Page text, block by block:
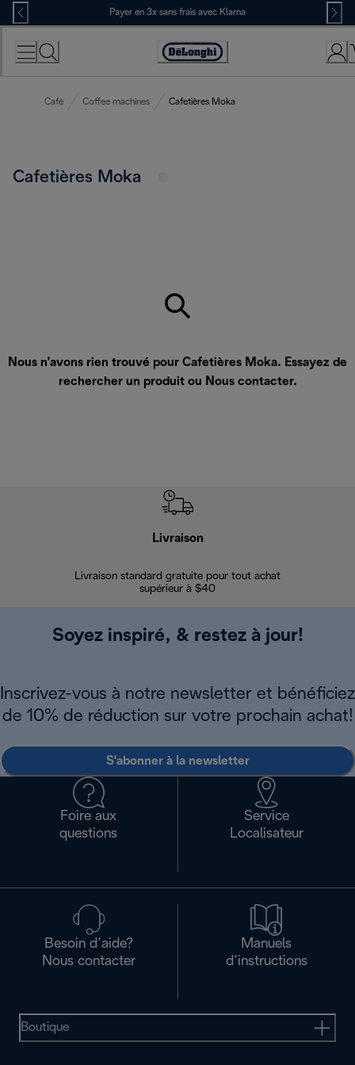
Skip
to
Content
Payer en 3x sans frais avec Klarna
Déclaration
Café Coffee machines Cafetières Moka
Cafetières Moka
Nous n’avons rien trouvé pour Cafetières Moka. Essayez de
rechercher un produit ou Nous contacter.
Livraison
Livraison standard gratuite pour tout achat
supérieur à $40
Soyez inspiré, & restez à jour!
Inscrivez-vous à notre newsletter et bénéficiez
de 10% de réduction sur votre prochain achat!
S'abonner à la newsletter
Foire aux
questions
Service
Localisateur
Besoin d’aide?
Nous contacter
Manuels
d’instructions
Boutique